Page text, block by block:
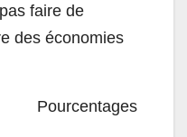
faire de
des économies
Pourcentages